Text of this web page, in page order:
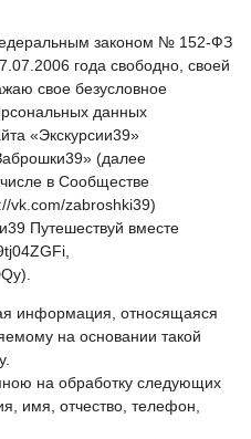
законом № 152-ФЗ
года свободно, своей
свое безусловное
данных
«Экскурсии39»
» (далее
в Сообществе
vk.com/zabroshki39)
Путешествуй вместе
информация, относящаяся
на основании такой
на обработку следующих
имя, отчество, телефон,